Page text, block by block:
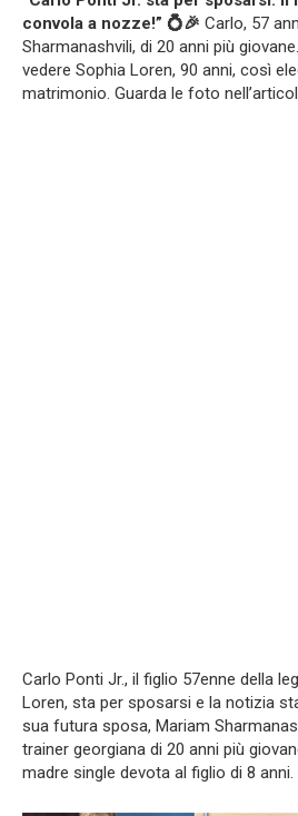
convola a nozze!” 💍🎉 Carlo, 57
Sharmanashvili, di 20 anni più
vedere Sophia Loren, 90 anni, così
matrimonio. Guarda le foto
Carlo Ponti Jr., il figlio 57enne della
Loren, sta per sposarsi e la notizia
sua futura sposa, Mariam
trainer georgiana di 20 anni più
madre single devota al figlio di 8 anni.